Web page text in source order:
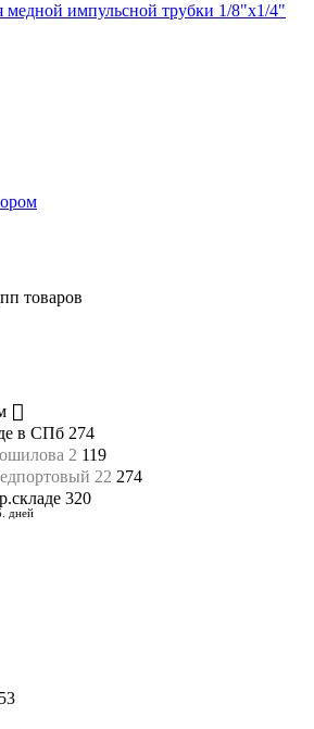
импульсной трубки 1/8"х1/4"
товаров
в СПб 274
2 119
22 274
320
дней